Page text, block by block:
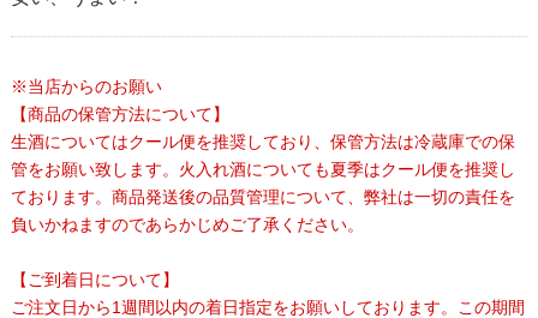
※当店からのお願い
【商品の保管方法について】
生酒についてはクール便を推奨しており、保管方法は冷蔵庫での保
管をお願い致します。火入れ酒についても夏季はクール便を推奨し
ております。商品発送後の品質管理について、弊社は一切の責任を
負いかねますのであらかじめご了承ください。
【ご到着日について】
ご注文日から1週間以内の着日指定をお願いしております。この期間